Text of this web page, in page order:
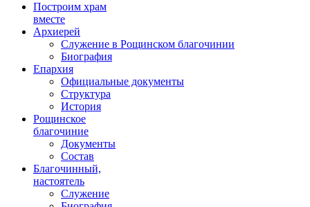
Построим храм
вместе
Архиерей
Служение в Рощинском благочинии
Биография
Епархия
Официальные документы
Структура
История
Рощинское
благочиние
Документы
Состав
Благочинный,
настоятель
Служение